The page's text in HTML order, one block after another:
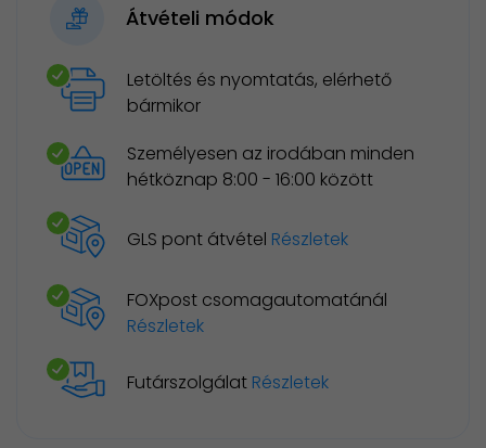
Átvételi módok
Letöltés és nyomtatás, elérhető
bármikor
Személyesen az irodában minden
hétköznap 8:00 - 16:00 között
GLS pont átvétel Részletek
FOXpost csomagautomatánál
Részletek
Futárszolgálat Részletek